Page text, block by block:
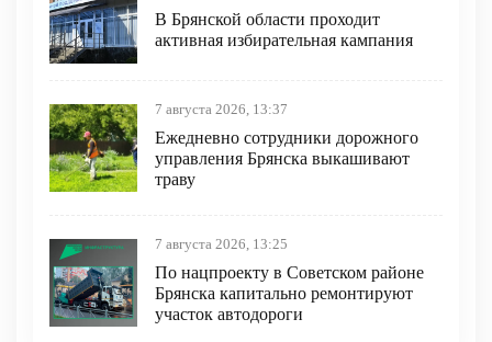
В Брянской области проходит
активная избирательная кампания
7 августа 2026, 13:37
Ежедневно сотрудники дорожного
управления Брянска выкашивают
траву
7 августа 2026, 13:25
По нацпроекту в Советском районе
Брянска капитально ремонтируют
участок автодороги